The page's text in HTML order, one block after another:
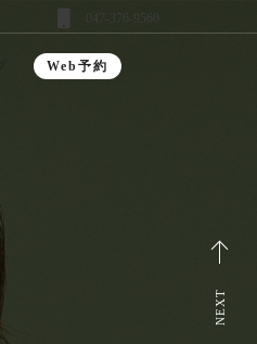
047-376-9560
Web予約
NEXT